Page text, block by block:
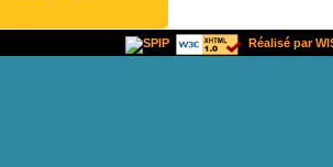
Réalisé par